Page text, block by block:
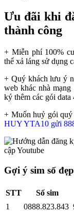
Ưu đãi khi
thành công
+ Miễn phí 100%
thể xả láng sử dụng
+ Quý khách lưu ý
web khác nhà
ký thêm các gói
+ Muốn huỷ gói quý
HUY YTA10 gửi
Gợi ý sim số
STT Số sim
1
0888.823.843